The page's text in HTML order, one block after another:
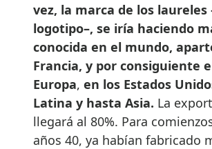
vez, la marca de los laureles
logotipo–, se iría haciendo
conocida en el mundo,
Francia, y por consiguiente
Europa, en los Estados
Latina y hasta Asia. La
llegará al 80%. Para
años 40, ya habían fabricado